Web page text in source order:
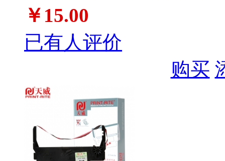
￥15.00
已有人评价
购买